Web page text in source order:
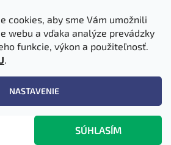
cookies, aby sme Vám umožnili
webu a vďaka analýze prevádzky
funkcie, výkon a použiteľnosť.
.
NASTAVENIE
SÚHLASÍM
. Všetky práva vyhradené.